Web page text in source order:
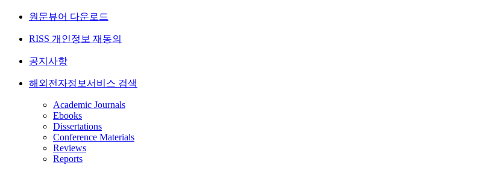
원문뷰어 다운로드
RISS 개인정보 재동의
공지사항
해외전자정보서비스 검색
Academic Journals
Ebooks
Dissertations
Conference Materials
Reviews
Reports